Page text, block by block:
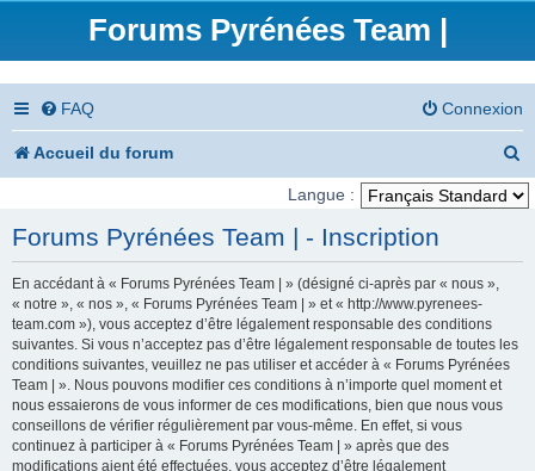
Forums Pyrénées Team |
FAQ Connexion
Accueil du forum
e
h
Langue :
Forums Pyrénées Team | - Inscription
En accédant à « Forums Pyrénées Team | » (désigné ci-après par « nous »,
« notre », « nos », « Forums Pyrénées Team | » et « http://www.pyrenees-
team.com »), vous acceptez d’être légalement responsable des conditions
suivantes. Si vous n’acceptez pas d’être légalement responsable de toutes les
conditions suivantes, veuillez ne pas utiliser et accéder à « Forums Pyrénées
Team | ». Nous pouvons modifier ces conditions à n’importe quel moment et
nous essaierons de vous informer de ces modifications, bien que nous vous
conseillons de vérifier régulièrement par vous-même. En effet, si vous
continuez à participer à « Forums Pyrénées Team | » après que des
modifications aient été effectuées, vous acceptez d’être légalement